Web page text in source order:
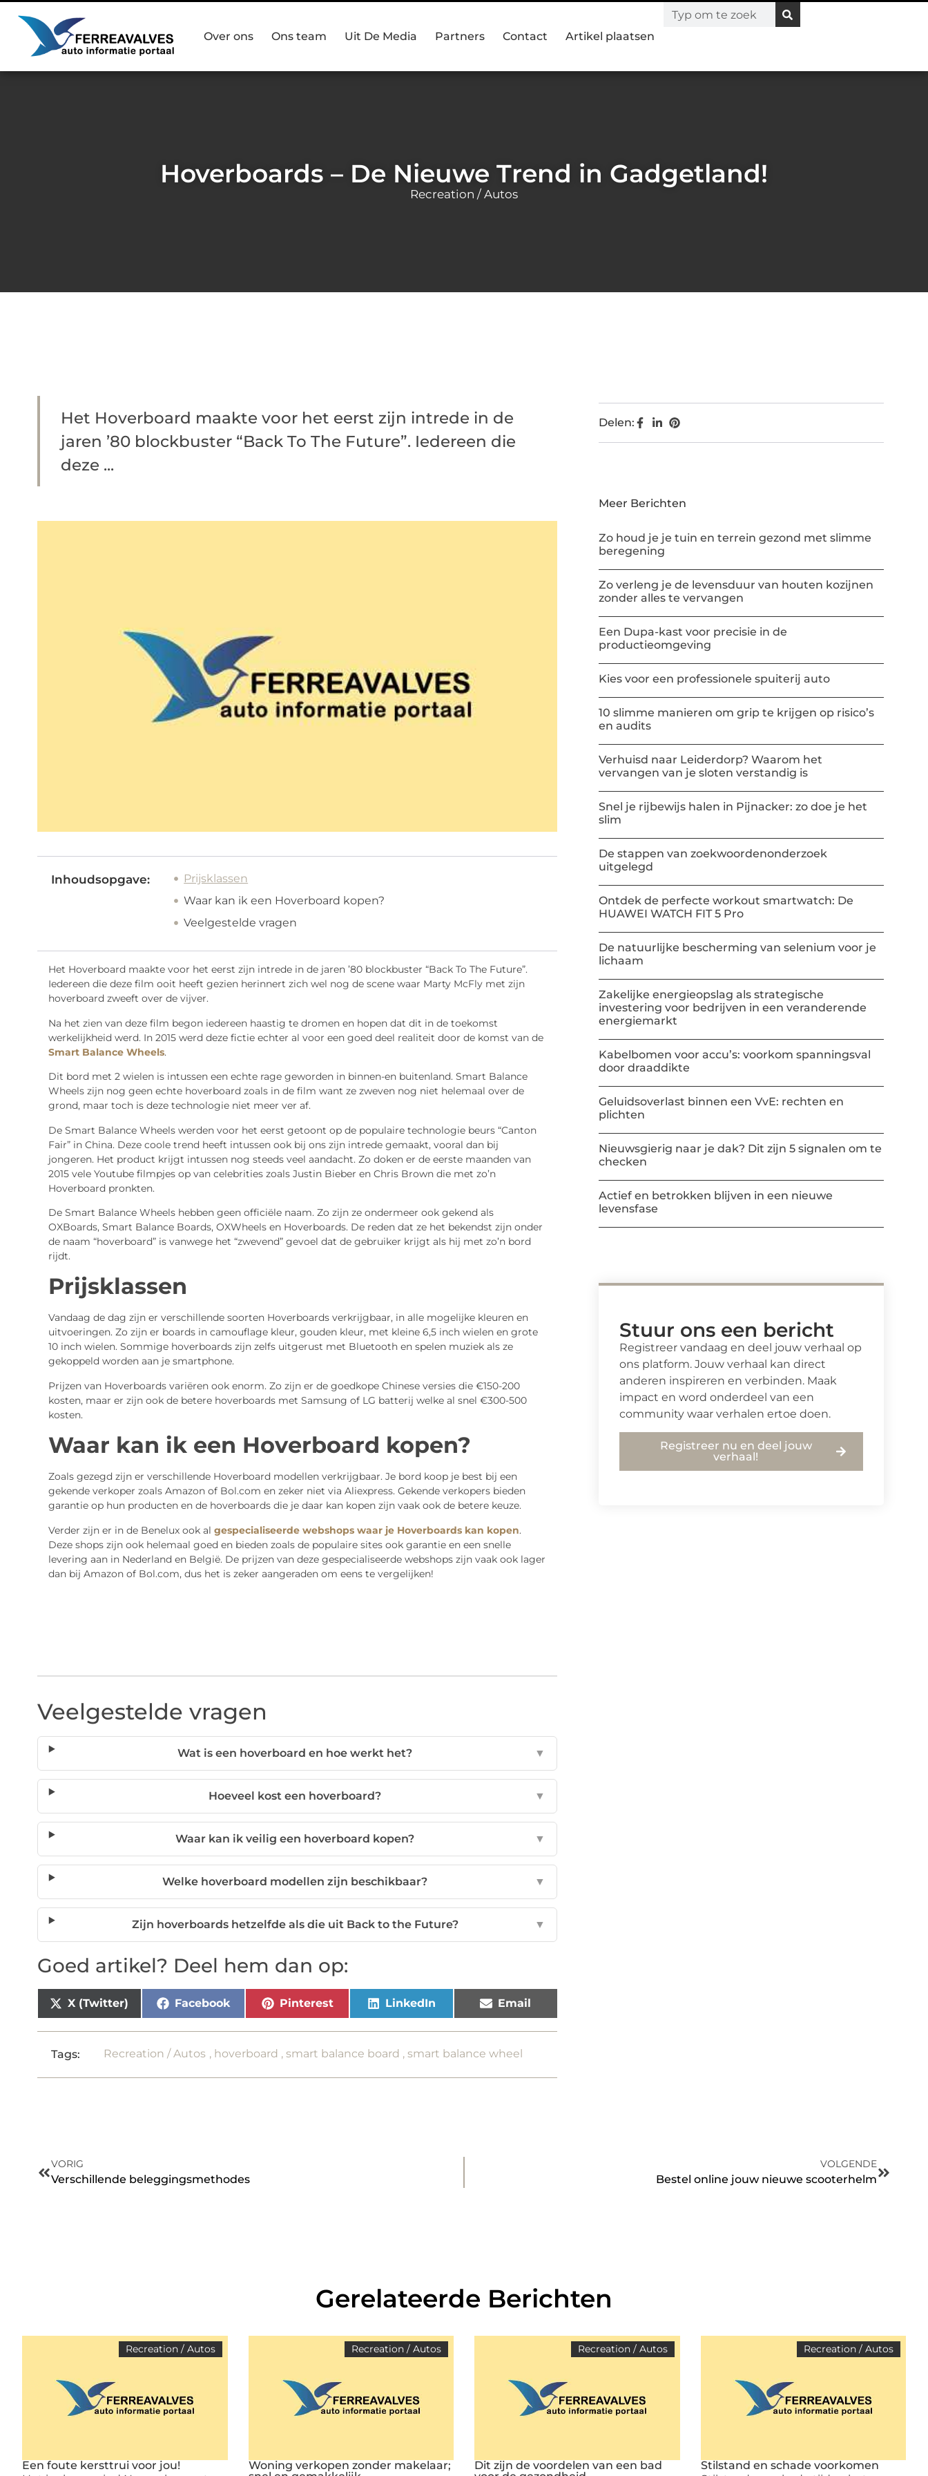
Over ons Ons team Uit De Media Partners Contact Artikel plaatsen
Hoverboards – De Nieuwe Trend in Gadgetland!
Recreation / Autos
Het Hoverboard maakte voor het eerst zijn intrede in de
jaren ’80 blockbuster “Back To The Future”. Iedereen die
deze ...
Inhoudsopgave:
Prijsklassen
Waar kan ik een Hoverboard kopen?
Veelgestelde vragen
Het Hoverboard maakte voor het eerst zijn intrede in de jaren ’80 blockbuster “Back To The Future”.
Iedereen die deze film ooit heeft gezien herinnert zich wel nog de scene waar Marty McFly met zijn
hoverboard zweeft over de vijver.
Na het zien van deze film begon iedereen haastig te dromen en hopen dat dit in de toekomst
werkelijkheid werd. In 2015 werd deze fictie echter al voor een goed deel realiteit door de komst van de
Smart Balance Wheels.
Dit bord met 2 wielen is intussen een echte rage geworden in binnen-en buitenland. Smart Balance
Wheels zijn nog geen echte hoverboard zoals in de film want ze zweven nog niet helemaal over de
grond, maar toch is deze technologie niet meer ver af.
De Smart Balance Wheels werden voor het eerst getoont op de populaire technologie beurs “Canton
Fair” in China. Deze coole trend heeft intussen ook bij ons zijn intrede gemaakt, vooral dan bij
jongeren. Het product krijgt intussen nog steeds veel aandacht. Zo doken er de eerste maanden van
2015 vele Youtube filmpjes op van celebrities zoals Justin Bieber en Chris Brown die met zo’n
Hoverboard pronkten.
De Smart Balance Wheels hebben geen officiële naam. Zo zijn ze ondermeer ook gekend als
OXBoards, Smart Balance Boards, OXWheels en Hoverboards. De reden dat ze het bekendst zijn onder
de naam “hoverboard” is vanwege het “zwevend” gevoel dat de gebruiker krijgt als hij met zo’n bord
rijdt.
Prijsklassen
Vandaag de dag zijn er verschillende soorten Hoverboards verkrijgbaar, in alle mogelijke kleuren en
uitvoeringen. Zo zijn er boards in camouflage kleur, gouden kleur, met kleine 6,5 inch wielen en grote
10 inch wielen. Sommige hoverboards zijn zelfs uitgerust met Bluetooth en spelen muziek als ze
gekoppeld worden aan je smartphone.
Prijzen van Hoverboards variëren ook enorm. Zo zijn er de goedkope Chinese versies die €150-200
kosten, maar er zijn ook de betere hoverboards met Samsung of LG batterij welke al snel €300-500
kosten.
Waar kan ik een Hoverboard kopen?
Zoals gezegd zijn er verschillende Hoverboard modellen verkrijgbaar. Je bord koop je best bij een
gekende verkoper zoals Amazon of Bol.com en zeker niet via Aliexpress. Gekende verkopers bieden
garantie op hun producten en de hoverboards die je daar kan kopen zijn vaak ook de betere keuze.
Verder zijn er in de Benelux ook al gespecialiseerde webshops waar je Hoverboards kan kopen.
Deze shops zijn ook helemaal goed en bieden zoals de populaire sites ook garantie en een snelle
levering aan in Nederland en België. De prijzen van deze gespecialiseerde webshops zijn vaak ook lager
dan bij Amazon of Bol.com, dus het is zeker aangeraden om eens te vergelijken!
Veelgestelde vragen
Wat is een hoverboard en hoe werkt het? ▼
Hoeveel kost een hoverboard? ▼
Waar kan ik veilig een hoverboard kopen? ▼
Welke hoverboard modellen zijn beschikbaar? ▼
Zijn hoverboards hetzelfde als die uit Back to the Future? ▼
Goed artikel? Deel hem dan op:
X (Twitter) Facebook Pinterest LinkedIn Email
Tags: Recreation / Autos , hoverboard ,smart balance board ,smart balance wheel
Delen:
Meer Berichten
Zo houd je je tuin en terrein gezond met slimme
beregening
Zo verleng je de levensduur van houten kozijnen
zonder alles te vervangen
Een Dupa-kast voor precisie in de
productieomgeving
Kies voor een professionele spuiterij auto
10 slimme manieren om grip te krijgen op risico’s
en audits
Verhuisd naar Leiderdorp? Waarom het
vervangen van je sloten verstandig is
Snel je rijbewijs halen in Pijnacker: zo doe je het
slim
De stappen van zoekwoordenonderzoek
uitgelegd
Ontdek de perfecte workout smartwatch: De
HUAWEI WATCH FIT 5 Pro
De natuurlijke bescherming van selenium voor je
lichaam
Zakelijke energieopslag als strategische
investering voor bedrijven in een veranderende
energiemarkt
Kabelbomen voor accu’s: voorkom spanningsval
door draaddikte
Geluidsoverlast binnen een VvE: rechten en
plichten
Nieuwsgierig naar je dak? Dit zijn 5 signalen om te
checken
Actief en betrokken blijven in een nieuwe
levensfase
Stuur ons een bericht
Registreer vandaag en deel jouw verhaal op
ons platform. Jouw verhaal kan direct
anderen inspireren en verbinden. Maak
impact en word onderdeel van een
community waar verhalen ertoe doen.
Registreer nu en deel jouw
verhaal!
VORIG
Verschillende beleggingsmethodes
VOLGENDE
Bestel online jouw nieuwe scooterhelm
Gerelateerde Berichten
Recreation / Autos
Een foute kersttrui voor jou!
Recreation / Autos
Woning verkopen zonder makelaar;
Recreation / Autos
Dit zijn de voordelen van een bad
Recreation / Autos
Stilstand en schade voorkomen